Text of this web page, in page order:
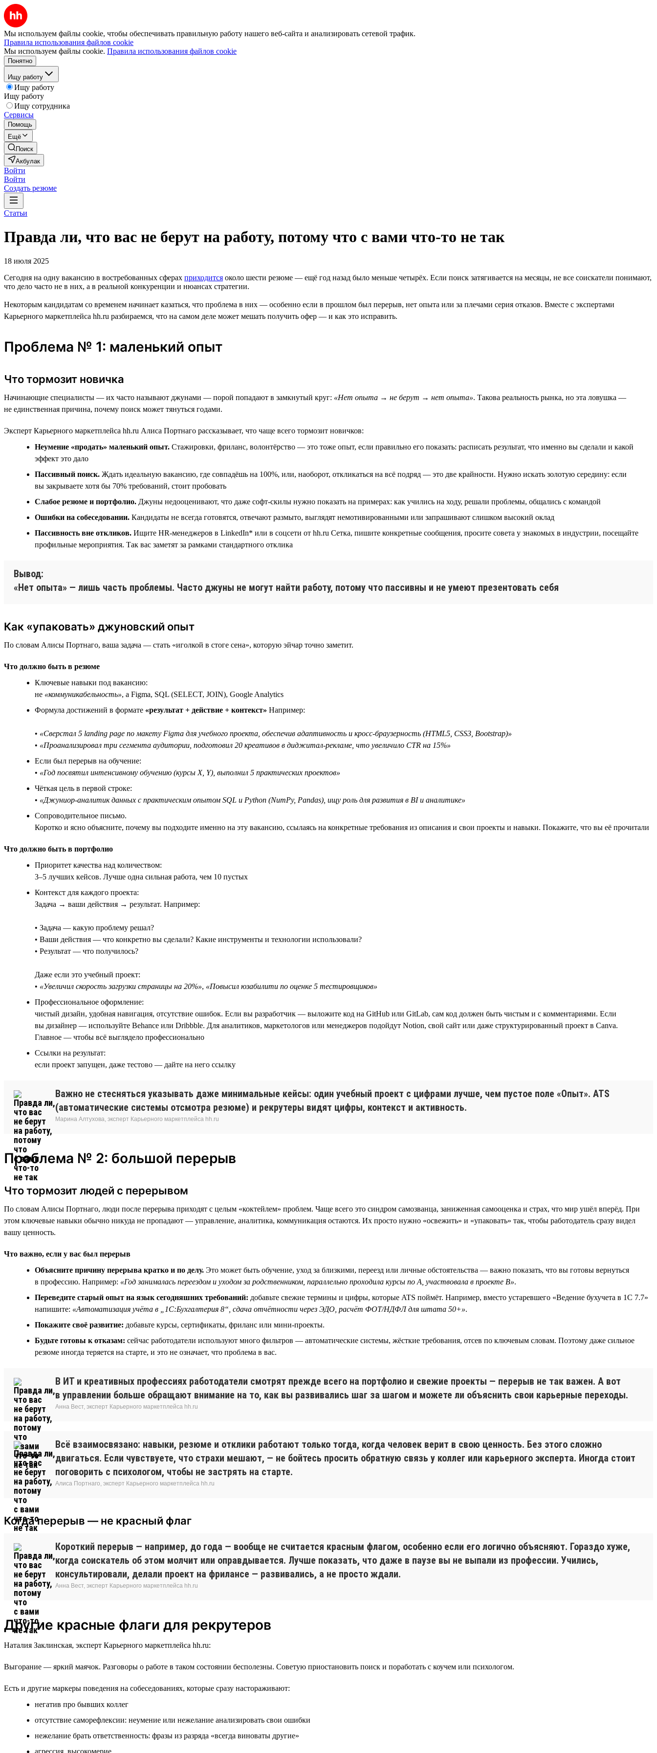
Мы используем файлы cookie, чтобы обеспечивать правильную работу нашего веб-сайта и анализировать сетевой трафик.
Правила использования файлов cookie
Мы используем файлы cookie. Правила использования файлов cookie
Понятно
Ищу работу
Ищу работу
Ищу работу
Ищу сотрудника
Сервисы
Помощь
Ещё
Поиск
Акбулак
Войти
Войти
Создать резюме
Статьи
Правда ли, что вас не берут на работу, потому что с вами что-то не так
18 июля 2025
Сегодня на одну вакансию в востребованных сферах приходится около шести резюме — ещё год назад было меньше четырёх. Если поиск затягивается на месяцы, не все соискатели понимают,
что дело часто не в них, а в реальной конкуренции и нюансах стратегии.
Некоторым кандидатам со временем начинает казаться, что проблема в них — особенно если в прошлом был перерыв, нет опыта или за плечами серия отказов. Вместе с экспертами
Карьерного маркетплейса hh.ru разбираемся, что на самом деле может мешать получить офер — и как это исправить.
Проблема № 1: маленький опыт
Что тормозит новичка
Начинающие специалисты — их часто называют джунами — порой попадают в замкнутый круг: «Нет опыта → не берут → нет опыта». Такова реальность рынка, но эта ловушка —
не единственная причина, почему поиск может тянуться годами.
Эксперт Карьерного маркетплейса hh.ru Алиса Портнаго рассказывает, что чаще всего тормозит новичков:
Неумение «продать» маленький опыт. Стажировки, фриланс, волонтёрство — это тоже опыт, если правильно его показать: расписать результат, что именно вы сделали и какой
эффект это дало
Пассивный поиск. Ждать идеальную вакансию, где совпадёшь на 100%, или, наоборот, откликаться на всё подряд — это две крайности. Нужно искать золотую середину: если
вы закрываете хотя бы 70% требований, стоит пробовать
Слабое резюме и портфолио. Джуны недооценивают, что даже софт-скилы нужно показать на примерах: как учились на ходу, решали проблемы, общались с командой
Ошибки на собеседовании. Кандидаты не всегда готовятся, отвечают размыто, выглядят немотивированными или запрашивают слишком высокий оклад
Пассивность вне откликов. Ищите HR-менеджеров в LinkedIn* или в соцсети от hh.ru Сетка, пишите конкретные сообщения, просите совета у знакомых в индустрии, посещайте
профильные мероприятия. Так вас заметят за рамками стандартного отклика
Вывод:
«Нет опыта» — лишь часть проблемы. Часто джуны не могут найти работу, потому что пассивны и не умеют презентовать себя
Как «упаковать» джуновский опыт
По словам Алисы Портнаго, ваша задача — стать «иголкой в стоге сена», которую эйчар точно заметит.
Что должно быть в резюме
Ключевые навыки под вакансию:
не «коммуникабельность», а Figma, SQL (SELECT, JOIN), Google Analytics
Формула достижений в формате «результат + действие + контекст» Например:
• «Сверстал 5 landing page по макету Figma для учебного проекта, обеспечив адаптивность и кросс-браузерность (HTML5, CSS3, Bootstrap)»
• «Проанализировал три сегмента аудитории, подготовил 20 креативов в диджитал-рекламе, что увеличило CTR на 15%»
Если был перерыв на обучение:
• «Год посвятил интенсивному обучению (курсы X, Y), выполнил 5 практических проектов»
Чёткая цель в первой строке:
• «Джуниор-аналитик данных с практическим опытом SQL и Python (NumPy, Pandas), ищу роль для развития в BI и аналитике»
Сопроводительное письмо.
Коротко и ясно объясните, почему вы подходите именно на эту вакансию, ссылаясь на конкретные требования из описания и свои проекты и навыки. Покажите, что вы её прочитали
Что должно быть в портфолио
Приоритет качества над количеством:
3–5 лучших кейсов. Лучше одна сильная работа, чем 10 пустых
Контекст для каждого проекта:
Задача → ваши действия → результат. Например:
• Задача — какую проблему решал?
• Ваши действия — что конкретно вы сделали? Какие инструменты и технологии использовали?
• Результат — что получилось?
Даже если это учебный проект:
• «Увеличил скорость загрузки страницы на 20%», «Повысил юзабилити по оценке 5 тестировщиков»
Профессиональное оформление:
чистый дизайн, удобная навигация, отсутствие ошибок. Если вы разработчик — выложите код на GitHub или GitLab, сам код должен быть чистым и с комментариями. Если
вы дизайнер — используйте Behance или Dribbble. Для аналитиков, маркетологов или менеджеров подойдут Notion, свой сайт или даже структурированный проект в Canva.
Главное — чтобы всё выглядело профессионально
Ссылки на результат:
если проект запущен, даже тестово — дайте на него ссылку
Важно не стесняться указывать даже минимальные кейсы: один учебный проект с цифрами лучше, чем пустое поле «Опыт». ATS
(автоматические системы отсмотра резюме) и рекрутеры видят цифры, контекст и активность.
Марина Алтухова, эксперт Карьерного маркетплейса hh.ru
Проблема № 2: большой перерыв
Что тормозит людей с перерывом
По словам Алисы Портнаго, люди после перерыва приходят с целым «коктейлем» проблем. Чаще всего это синдром самозванца, заниженная самооценка и страх, что мир ушёл вперёд. При
этом ключевые навыки обычно никуда не пропадают — управление, аналитика, коммуникация остаются. Их просто нужно «освежить» и «упаковать» так, чтобы работодатель сразу видел
вашу ценность.
Что важно, если у вас был перерыв
Объясните причину перерыва кратко и по делу. Это может быть обучение, уход за близкими, переезд или личные обстоятельства — важно показать, что вы готовы вернуться
в профессию. Например: «Год занималась переездом и уходом за родственником, параллельно проходила курсы по A, участвовала в проекте B».
Переведите старый опыт на язык сегодняшних требований: добавьте свежие термины и цифры, которые ATS поймёт. Например, вместо устаревшего «Ведение бухучета в 1С 7.7»
напишите: «Автоматизация учёта в „1С:Бухгалтерия 8“, сдача отчётности через ЭДО, расчёт ФОТ/НДФЛ для штата 50+».
Покажите своё развитие: добавьте курсы, сертификаты, фриланс или мини-проекты.
Будьте готовы к отказам: сейчас работодатели используют много фильтров — автоматические системы, жёсткие требования, отсев по ключевым словам. Поэтому даже сильное
резюме иногда теряется на старте, и это не означает, что проблема в вас.
В ИТ и креативных профессиях работодатели смотрят прежде всего на портфолио и свежие проекты — перерыв не так важен. А вот
в управлении больше обращают внимание на то, как вы развивались шаг за шагом и можете ли объяснить свои карьерные переходы.
Анна Вест, эксперт Карьерного маркетплейса hh.ru
Всё взаимосвязано: навыки, резюме и отклики работают только тогда, когда человек верит в свою ценность. Без этого сложно
двигаться. Если чувствуете, что страхи мешают, — не бойтесь просить обратную связь у коллег или карьерного эксперта. Иногда стоит
поговорить с психологом, чтобы не застрять на старте.
Алиса Портнаго, эксперт Карьерного маркетплейса hh.ru
Когда перерыв — не красный флаг
Короткий перерыв — например, до года — вообще не считается красным флагом, особенно если его логично объясняют. Гораздо хуже,
когда соискатель об этом молчит или оправдывается. Лучше показать, что даже в паузе вы не выпали из профессии. Учились,
консультировали, делали проект на фрилансе — развивались, а не просто ждали.
Анна Вест, эксперт Карьерного маркетплейса hh.ru
Другие красные флаги для рекрутеров
Наталия Заклинская, эксперт Карьерного маркетплейса hh.ru:
Выгорание — яркий маячок. Разговоры о работе в таком состоянии бесполезны. Советую приостановить поиск и поработать с коучем или психологом.
Есть и другие маркеры поведения на собеседованиях, которые сразу настораживают:
негатив про бывших коллег
отсутствие саморефлексии: неумение или нежелание анализировать свои ошибки
нежелание брать ответственность: фразы из разряда «всегда виноваты другие»
агрессия, высокомерие